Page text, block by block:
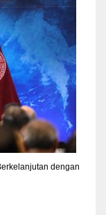
dengan